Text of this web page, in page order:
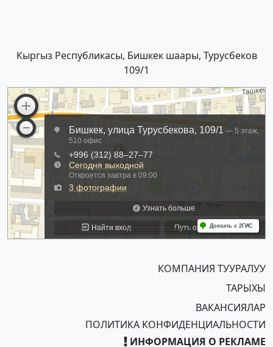
Кыргыз Республикасы, Бишкек шаары, Турусбеков
109/1
КОМПАНИЯ ТУУРАЛУУ
ТАРЫХЫ
ВАКАНСИЯЛАР
ПОЛИТИКА КОНФИДЕНЦИАЛЬНОСТИ
ИНФОРМАЦИЯ О РЕКЛАМЕ